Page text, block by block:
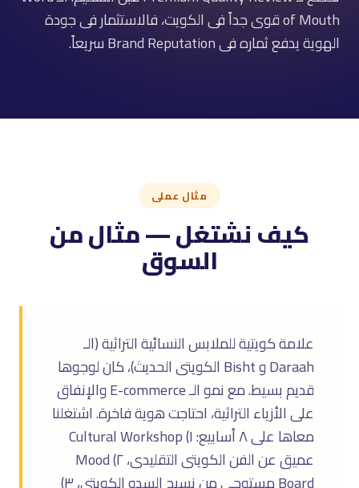
of Mouth قوى جداً فى الكويت، فالاستثمار فى جودة
الهوية يدفع ثماره فى Brand Reputation سريعاً.
مثال عملى
كيف نشتغل — مثال من
السوق
علامة كويتية للملابس النسائية التراثية (الـ
Daraah و Bisht الكويتى الحديث)، كان لوجوها
قديم بسيط. مع نمو الـ E-commerce والإنفاق
على الأزياء التراثية، احتاجت هوية فاخرة. اشتغلنا
معاها على ٨ أسابيع: ١) Cultural Workshop
عميق عن الفن الكويتى التقليدى، ٢) Mood